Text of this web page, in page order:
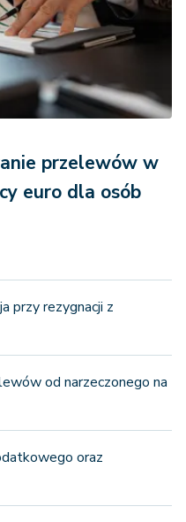
przelewów w
euro dla osób
przy rezygnacji z
od narzeczonego na
oraz